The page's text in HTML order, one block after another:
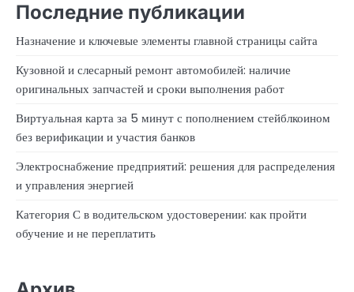
Последние публикации
Назначение и ключевые элементы главной страницы сайта
Кузовной и слесарный ремонт автомобилей: наличие
оригинальных запчастей и сроки выполнения работ
Виртуальная карта за 5 минут с пополнением стейблкоином
без верификации и участия банков
Электроснабжение предприятий: решения для распределения
и управления энергией
Категория С в водительском удостоверении: как пройти
обучение и не переплатить